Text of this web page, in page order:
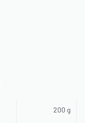
200 g